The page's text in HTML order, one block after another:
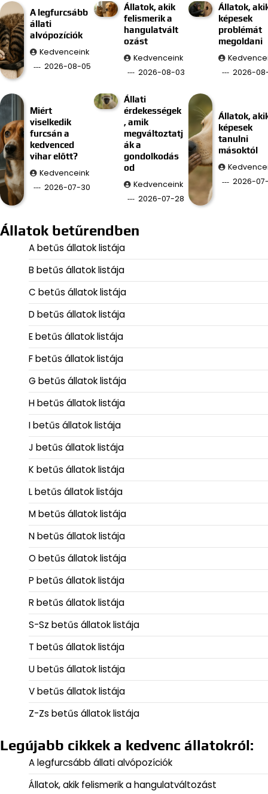
A legfurcsább
állati
alvópozíciók
Kedvenceink
2026-08-05
Állatok, akik
felismerik a
hangulatvált
ozást
Kedvenceink
2026-08-03
Állatok,
képesek
problémát
megoldani
2026-
Miért
viselkedik
furcsán a
kedvenced
vihar előtt?
Kedvenceink
2026-07-30
Állati
érdekességek
, amik
megváltoztatj
ák a
gondolkodás
od
Kedvenceink
2026-07-28
Állatok,
képesek
tanulni
másoktól
2026-
Állatok betűrendben
A betűs állatok listája
B betűs állatok listája
C betűs állatok listája
D betűs állatok listája
E betűs állatok listája
F betűs állatok listája
G betűs állatok listája
H betűs állatok listája
I betűs állatok listája
J betűs állatok listája
K betűs állatok listája
L betűs állatok listája
M betűs állatok listája
N betűs állatok listája
O betűs állatok listája
P betűs állatok listája
R betűs állatok listája
S-Sz betűs állatok listája
T betűs állatok listája
U betűs állatok listája
V betűs állatok listája
Z-Zs betűs állatok listája
Legújabb cikkek a kedvenc állatokról:
A legfurcsább állati alvópozíciók
Állatok, akik felismerik a hangulatváltozást